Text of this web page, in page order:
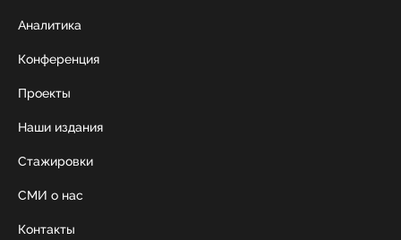
Аналитика
Конференция
Проекты
Наши издания
Стажировки
СМИ о нас
Контакты